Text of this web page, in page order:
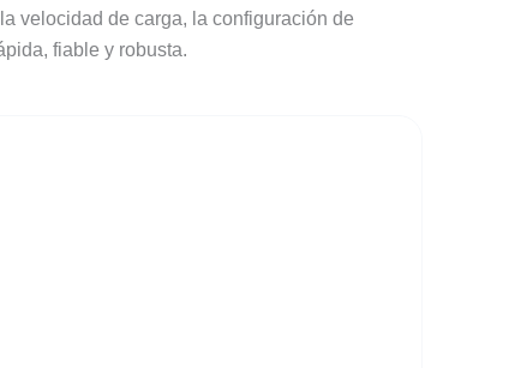
velocidad de carga, la configuración de
fiable y robusta.